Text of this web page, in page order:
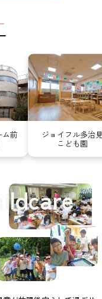
ム前 ジョイフル多治
こども園